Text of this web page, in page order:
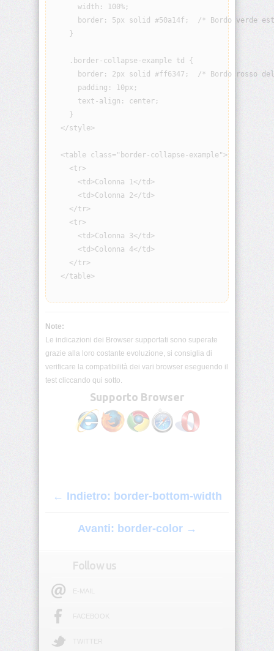
aspect-
ratio
backdrop-
filter
backface-
visibility
background
background-
attachment
background-
blend-
mode
background-
clip
background-
color
image
origin
background-
background-
size
block-
      width: 100%;
border: 5px solid #50a14f;  /* Bordo verde
    }
    .border-collapse-example td {
border: 2px solid #ff6347;  /* Bordo rosso
      padding: 10px;
      text-align: center;
    }
  </style>
  <table class="border-collapse-example">
    <tr>
      <td>Colonna 1</td>
      <td>Colonna 2</td>
    </tr>
    <tr>
      <td>Colonna 3</td>
      <td>Colonna 4</td>
    </tr>
  </table>
Note:
Le indicazioni dei Browser supportati sono superate
grazie alla loro costante evoluzione, si consiglia di
verificare la compatibilità dei vari browser eseguendo il
test cliccando qui sotto.
Supporto Browser
← Indietro: border-bottom-width
Avanti: border-color →
Follow us
E-MAIL
FACEBOOK
TWITTER